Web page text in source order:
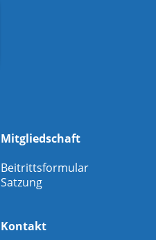
Mitgliedschaft
Beitrittsformular
Satzung
Kontakt